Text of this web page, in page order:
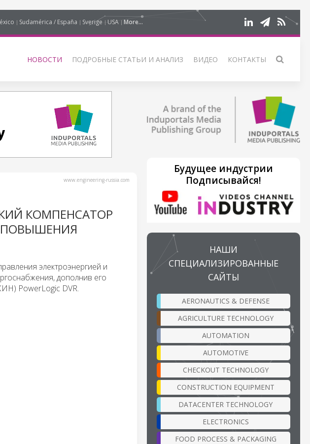
Sudamérica / España Sverige USA More...
НОВОСТИ ПОДРОБНЫЕ СТАТЬИ И АНАЛИЗ ВИДЕО КОНТАКТЫ
www.engineering-russia.com
КОМПЕНСАТОР
ПОВЫШЕНИЯ
электроэнергией и
дополнив его
PowerLogic DVR.
Будущее индустрии
Подписывайся!
НАШИ
СПЕЦИАЛИЗИРОВАННЫЕ
САЙТЫ
AERONAUTICS & DEFENSE
AGRICULTURE TECHNOLOGY
AUTOMATION
AUTOMOTIVE
CHECKOUT TECHNOLOGY
CONSTRUCTION EQUIPMENT
DATACENTER TECHNOLOGY
ELECTRONICS
FOOD PROCESS & PACKAGING